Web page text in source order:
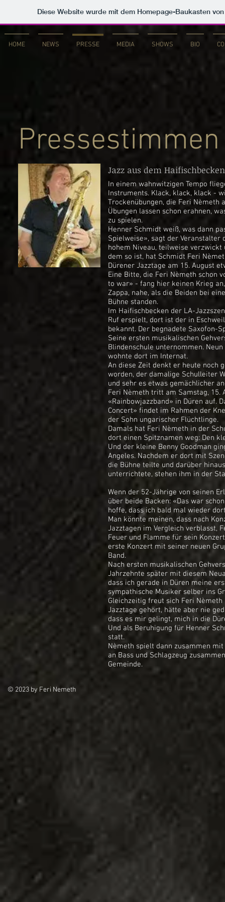
Diese Website wurde mit dem Homepage-Baukasten
HOME NEWS PRESSE MEDIA SHOWS BIO
Pressestimmen
Jazz aus dem Haifischbecken
In einem wahnwitzigen Tempo
Instruments. Klack, klack, klack -
Trockenübungen, die Feri Nèmeth
Übungen lassen schon erahnen,
zu spielen.
Henner Schmidt weiß, was dann
Spielweise», sagt der Veranstalter
hohem Niveau, teilweise
dem so ist, hat Schmidt Feri
Dürener Jazztage am 15. August
Eine Bitte, die Feri Nèmeth schon
to war» - fang hier keinen Krieg
Zappa, nahe, als die Beiden bei
Bühne standen.
Im Haifischbecken der LA-
Ruf erspielt, dort ist der in
bekannt. Der begnadete Saxofon-
Seine ersten musikalischen
Blindenschule unternommen.
wohnte dort im Internat.
An diese Zeit denkt er heute noch
worden, der damalige Schulleiter
und sehr es etwas gemächlicher
Feri Nèmeth tritt am Samstag, 15.
«Rainbowjazzband» in Düren auf.
Concert» findet im Rahmen der
der Sohn ungarischer Flüchtlinge.
Damals hat Feri Nèmeth in der
dort einen Spitznamen weg: Den
Und der kleine Benny Goodman
Angeles. Nachdem er dort mit
die Bühne teilte und darüber
unterrichtete, stehen ihm in der
Wenn der 52-Jährige von seinen
über beide Backen: «Das war
hoffe, dass ich bald mal wieder
Man könnte meinen, dass nach
Jazztagen im Vergleich verblasst,
Feuer und Flamme für sein
erste Konzert mit seiner neuen
Band.
Nach ersten musikalischen
Jahrzehnte später mit diesem
dass ich gerade in Düren meine
sympathische Musiker selber ins
Gleichzeitig freut sich Feri Nèmeth
Jazztage gehört, hätte aber nie
dass es mir gelingt, mich in die
Und als Beruhigung für Henner
statt.
Nèmeth spielt dann zusammen
an Bass und Schlagzeug
Gemeinde.
© 2023 by Feri Nemeth